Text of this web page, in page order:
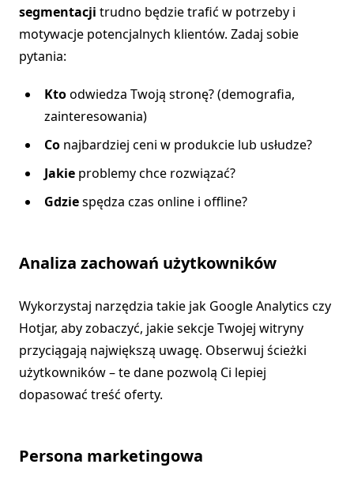
segmentacji trudno będzie trafić w potrzeby i
motywacje potencjalnych klientów. Zadaj sobie
pytania:
Ktoodwiedza Twoją stronę? (demografia,
zainteresowania)
Co najbardziej ceni w produkcie lub usłudze?
Jakie problemy chce rozwiązać?
Gdziespędza czas online i offline?
Analiza zachowań użytkowników
Wykorzystaj narzędzia takie jak Google Analytics czy
Hotjar, aby zobaczyć, jakie sekcje Twojej witryny
przyciągają największą uwagę. Obserwuj ścieżki
użytkowników – te dane pozwolą Ci lepiej
dopasować treść oferty.
Persona marketingowa